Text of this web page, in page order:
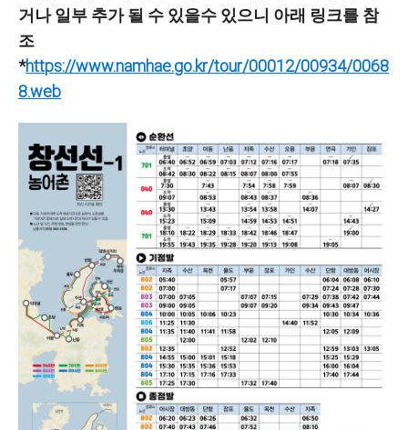
거나 일부 추가 될 수 있을수 있으니 아래 링크를 참
조
*https://www.namhae.go.kr/tour/00012/00934/0068
8.web